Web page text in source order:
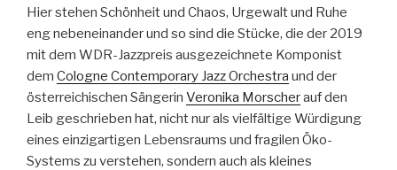
Hier stehen Schönheit und Chaos, Urgewalt und Ruhe
eng nebeneinander und so sind die Stücke, die der 2019
mit dem WDR-Jazzpreis ausgezeichnete Komponist
dem Cologne Contemporary Jazz Orchestra und der
österreichischen Sängerin Veronika Morscherauf den
Leib geschrieben hat, nicht nur als vielfältige Würdigung
eines einzigartigen Lebensraums und fragilen Öko-
Systems zu verstehen, sondern auch als kleines